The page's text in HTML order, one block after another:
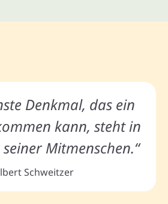
Denkmal, das ein
kann, steht in
Mitmenschen.“
Schweitzer